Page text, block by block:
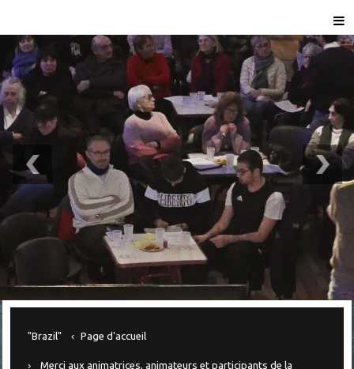
"Brazil" Page d'accueil
Merci aux animatrices, animateurs et participants de la